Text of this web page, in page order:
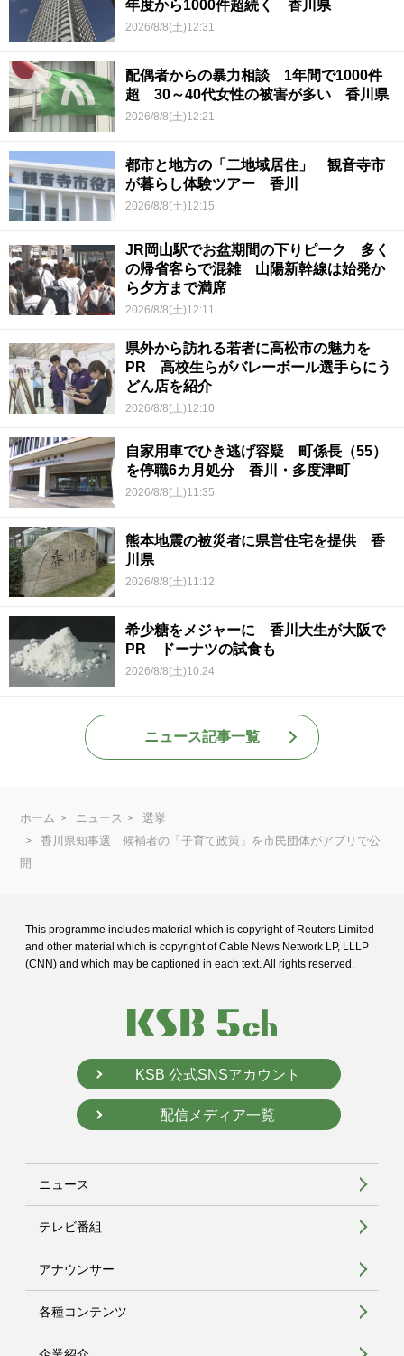
年度から1000件超続く 香川県
2026/8/8(土)12:31
配偶者からの暴力相談 1年間で1000件
超 30～40代女性の被害が多い 香川県
2026/8/8(土)12:21
都市と地方の「二地域居住」 観音寺市
が暮らし体験ツアー 香川
2026/8/8(土)12:15
JR岡山駅でお盆期間の下りピーク 多く
の帰省客らで混雑 山陽新幹線は始発か
ら夕方まで満席
2026/8/8(土)12:11
県外から訪れる若者に高松市の魅力を
PR 高校生らがバレーボール選手らにう
どん店を紹介
2026/8/8(土)12:10
自家用車でひき逃げ容疑 町係長（55）
を停職6カ月処分 香川・多度津町
2026/8/8(土)11:35
熊本地震の被災者に県営住宅を提供 香
川県
2026/8/8(土)11:12
希少糖をメジャーに 香川大生が大阪で
PR ドーナツの試食も
2026/8/8(土)10:24
ニュース記事一覧
ホーム ニュース
選挙
香川県知事選 候補者の「子育て政策」を市民団体がアプリで公
開
This programme includes material which is copyright of Reuters Limited
and other material which is copyright of Cable News Network LP, LLLP
(CNN) and which may be captioned in each text. All rights reserved.
KSB 公式SNSアカウント
配信メディア一覧
ニュース
テレビ番組
アナウンサー
各種コンテンツ